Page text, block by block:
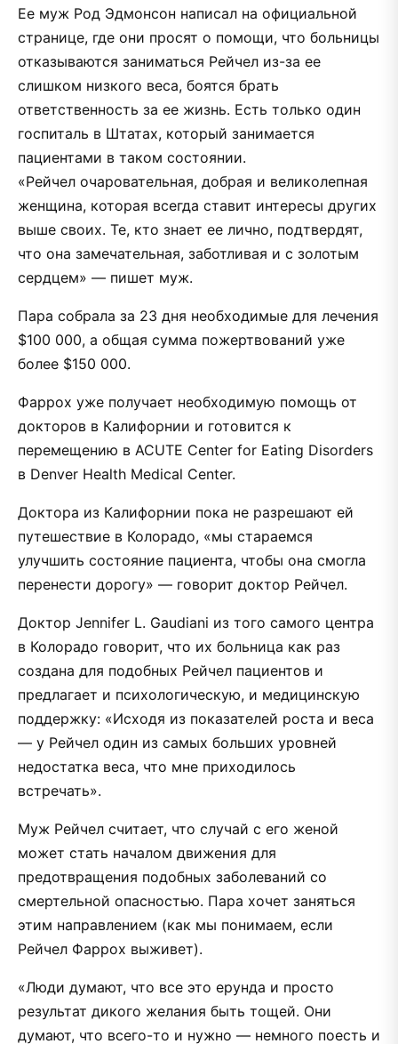
Ее муж Род Эдмонсон написал на официальной
странице, где они просят о помощи, что больницы
отказываются заниматься Рейчел из-за ее
слишком низкого веса, боятся брать
ответственность за ее жизнь. Есть только один
госпиталь в Штатах, который занимается
пациентами в таком состоянии.
«Рейчел очаровательная, добрая и великолепная
женщина, которая всегда ставит интересы других
выше своих. Те, кто знает ее лично, подтвердят,
что она замечательная, заботливая и с золотым
сердцем» — пишет муж.
Пара собрала за 23 дня необходимые для лечения
$100 000, а общая сумма пожертвований уже
более $150 000.
Фаррох уже получает необходимую помощь от
докторов в Калифорнии и готовится к
перемещению в ACUTE Center for Eating Disorders
в Denver Health Medical Center.
Доктора из Калифорнии пока не разрешают ей
путешествие в Колорадо, «мы стараемся
улучшить состояние пациента, чтобы она смогла
перенести дорогу» — говорит доктор Рейчел.
Доктор Jennifer L. Gaudiani из того самого центра
в Колорадо говорит, что их больница как раз
создана для подобных Рейчел пациентов и
предлагает и психологическую, и медицинскую
поддержку: «Исходя из показателей роста и веса
— у Рейчел один из самых больших уровней
недостатка веса, что мне приходилось
встречать».
Муж Рейчел считает, что случай с его женой
может стать началом движения для
предотвращения подобных заболеваний со
смертельной опасностью. Пара хочет заняться
этим направлением (как мы понимаем, если
Рейчел Фаррох выживет).
«Люди думают, что все это ерунда и просто
результат дикого желания быть тощей. Они
думают, что всего-то и нужно — немного поесть и